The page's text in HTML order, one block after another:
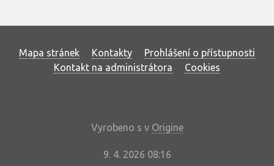
Mapa stránek Kontakty
Prohlášení o přístupnosti
Kontakt na administrátora
Cookies
Vyrobeno s v Origine
9. 4. 2026 08:16